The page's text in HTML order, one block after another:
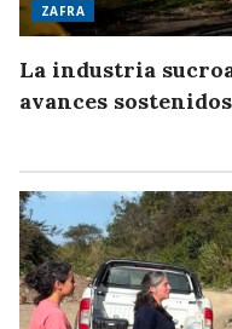
ZAFRA
La industria
avances